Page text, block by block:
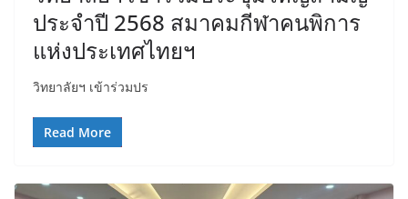
ประจำปี 2568 สมาคมกีฬาคนพิการ
แห่งประเทศไทยฯ
วิทยาลัยฯ เข้าร่วมปร
Read More